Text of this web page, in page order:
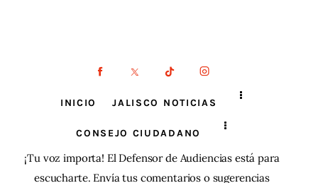
INICIO JALISCO NOTICIAS
CONSEJO CIUDADANO
¡Tu voz importa! El Defensor de Audiencias está para
escucharte. Envía tus comentarios o sugerencias